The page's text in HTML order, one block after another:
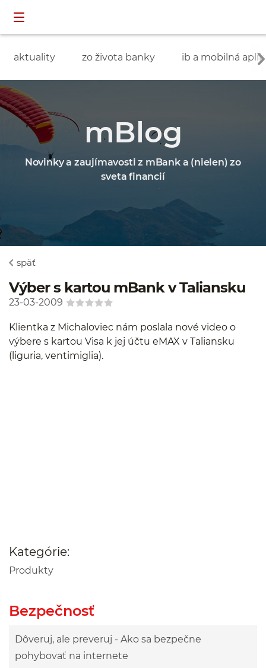
aktuality zo života banky ib a mobilná
mBlog
Novinky a zaujímavosti z mBank a (nielen) zo
sveta financií
späť
Výber s kartou mBank v Taliansku
23-03-2009
Klientka z Michaloviec nám poslala nové video o
výbere s kartou Visa k jej účtu eMAX v Taliansku
(liguria, ventimiglia).
Kategórie:
Produkty
Bezpečnosť
Dôveruj, ale preveruj - Ako sa bezpečne
pohybovať na internete